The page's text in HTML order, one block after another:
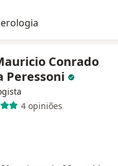
Conrado
Peressoni
4 opiniões